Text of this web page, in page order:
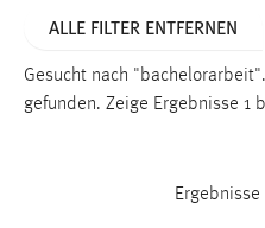
ALLE FILTER ENTFERNEN
Gesucht nach "bachelorarbeit".
gefunden. Zeige Ergebnisse 1
cookie_consent
Zweck:
Cookie Laufzeit: